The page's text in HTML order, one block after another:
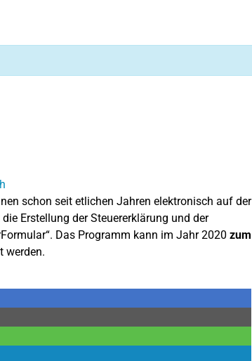
schon seit etlichen Jahren elektronisch auf der
Erstellung der Steuererklärung und der
Das Programm kann im Jahr 2020 zum
werden.